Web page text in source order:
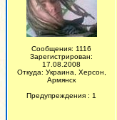
Сообщения: 1116
Зарегистрирован:
17.08.2008
Откуда: Украина, Херсон,
Армянск
Предупреждения : 1